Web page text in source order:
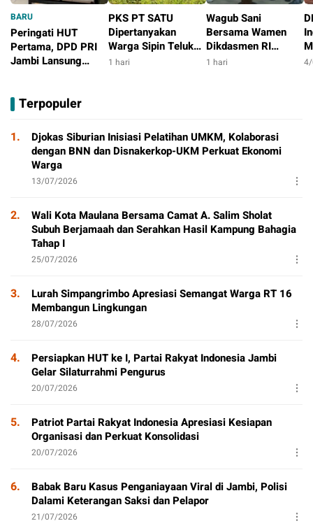
BARU
Peringati HUT
Pertama, DPD PRI
Jambi Lansung
PKS PT SATU
Dipertanyakan
Warga Sipin Teluk
Duren, Jarak Dekat
1 hari
Wagub Sani
Bersama Wamen
Dikdasmen RI
Luncurkan Aplikasi
1 hari
Terpopuler
1.
Djokas Siburian Inisiasi Pelatihan UMKM, Kolaborasi
dengan BNN dan Disnakerkop-UKM Perkuat Ekonomi
Warga
13/07/2026
2.
Wali Kota Maulana Bersama Camat A. Salim Sholat
Subuh Berjamaah dan Serahkan Hasil Kampung Bahagia
Tahap I
25/07/2026
3.
Lurah Simpangrimbo Apresiasi Semangat Warga RT 16
Membangun Lingkungan
28/07/2026
4.
Persiapkan HUT ke I, Partai Rakyat Indonesia Jambi
Gelar Silaturrahmi Pengurus
20/07/2026
5.
Patriot Partai Rakyat Indonesia Apresiasi Kesiapan
Organisasi dan Perkuat Konsolidasi
20/07/2026
6.
Babak Baru Kasus Penganiayaan Viral di Jambi, Polisi
Dalami Keterangan Saksi dan Pelapor
21/07/2026